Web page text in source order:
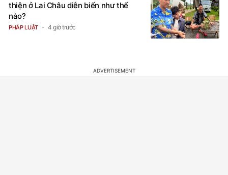
thiện ở Lai Châu diễn biến như thế
nào?
PHÁP LUẬT 4 giờ trước